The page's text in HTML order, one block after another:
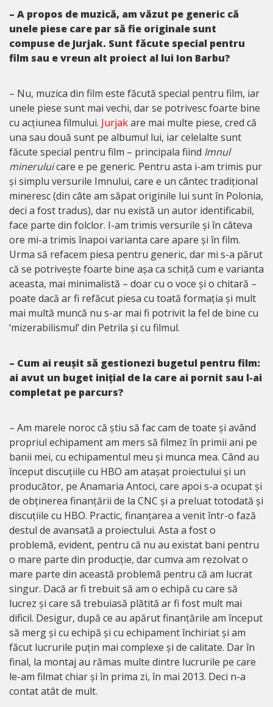
– A propos de muzică, am văzut pe generic că
unele piese care par să fie originale sunt
compuse de Jurjak. Sunt făcute special pentru
film sau e vreun alt proiect al lui Ion Barbu?
– Nu, muzica din film este făcută special pentru film, iar
unele piese sunt mai vechi, dar se potrivesc foarte bine
cu acțiunea filmului. Jurjakare mai multe piese, cred că
una sau două sunt pe albumul lui, iar celelalte sunt
făcute special pentru film – principala fiind Imnul
mineruluicare e pe generic. Pentru asta i-am trimis pur
și simplu versurile Imnului, care e un cântec tradițional
mineresc (din câte am săpat originile lui sunt în Polonia,
deci a fost tradus), dar nu există un autor identificabil,
face parte din folclor. I-am trimis versurile și în câteva
ore mi-a trimis înapoi varianta care apare și în film.
Urma să refacem piesa pentru generic, dar mi s-a părut
că se potrivește foarte bine așa ca schiță cum e varianta
aceasta, mai minimalistă – doar cu o voce și o chitară –
poate dacă ar fi refăcut piesa cu toată formația și mult
mai multă muncă nu s-ar mai fi potrivit la fel de bine cu
‘mizerabilismul’ din Petrila și cu filmul.
– Cum ai reușit să gestionezi bugetul pentru film:
ai avut un buget inițial de la care ai pornit sau l-ai
completat pe parcurs?
– Am marele noroc că știu să fac cam de toate și având
propriul echipament am mers să filmez în primii ani pe
banii mei, cu echipamentul meu și munca mea. Când au
început discuțiile cu HBO am atașat proiectului și un
producător, pe Anamaria Antoci, care apoi s-a ocupat și
de obținerea finanțării de la CNC și a preluat totodată și
discuțiile cu HBO. Practic, finanțarea a venit într-o fază
destul de avansată a proiectului. Asta a fost o
problemă, evident, pentru că nu au existat bani pentru
o mare parte din producție, dar cumva am rezolvat o
mare parte din această problemă pentru că am lucrat
singur. Dacă ar fi trebuit să am o echipă cu care să
lucrez și care să trebuiasă plătită ar fi fost mult mai
dificil. Desigur, după ce au apărut finanțările am început
să merg și cu echipă și cu echipament închiriat și am
făcut lucrurile puțin mai complexe și de calitate. Dar în
final, la montaj au rămas multe dintre lucrurile pe care
le-am filmat chiar și în prima zi, în mai 2013. Deci n-a
contat atât de mult.